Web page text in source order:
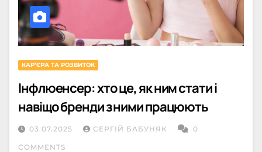
КАРʼЄРА ТА РОЗВИТОК
Інфлюенсер: хто це, як ним стати і
навіщо бренди з ними працюють
03.07.2025 СЕРГІЙ БАБУНЯК 0
COMMENTS